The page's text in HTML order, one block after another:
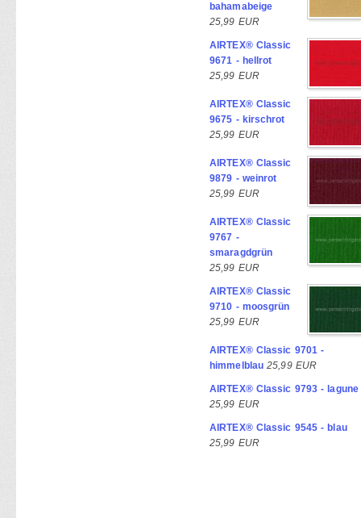
bahamabeige
25,99 EUR
AIRTEX® Classic
9671 - hellrot
25,99 EUR
AIRTEX® Classic
9675 - kirschrot
25,99 EUR
AIRTEX® Classic
9879 - weinrot
25,99 EUR
AIRTEX® Classic
9767 -
smaragdgrün
25,99 EUR
AIRTEX® Classic
9710 - moosgrün
25,99 EUR
AIRTEX® Classic 9701 -
himmelblau 25,99 EUR
AIRTEX® Classic 9793 - lagune
25,99 EUR
AIRTEX® Classic 9545 - blau
25,99 EUR